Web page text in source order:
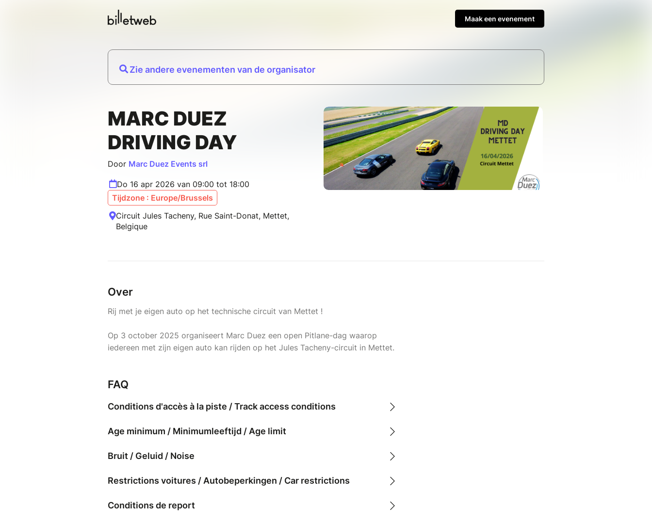
Maak een evenement
Zie andere evenementen van de organisator
MARC DUEZ
DRIVING DAY
Door Marc Duez Events srl
Do 16 apr 2026 van 09:00 tot 18:00
Tijdzone : Europe/Brussels
Circuit Jules Tacheny, Rue Saint-Donat, Mettet,
Belgique
Over
Rij met je eigen auto op het technische circuit van Mettet !
Op 3 october 2025 organiseert Marc Duez een open Pitlane-dag waarop
iedereen met zijn eigen auto kan rijden op het Jules Tacheny-circuit in Mettet.
FAQ
Conditions d'accès à la piste / Track access conditions
Age minimum / Minimumleeftijd / Age limit
Bruit / Geluid / Noise
Restrictions voitures / Autobeperkingen / Car restrictions
Conditions de report